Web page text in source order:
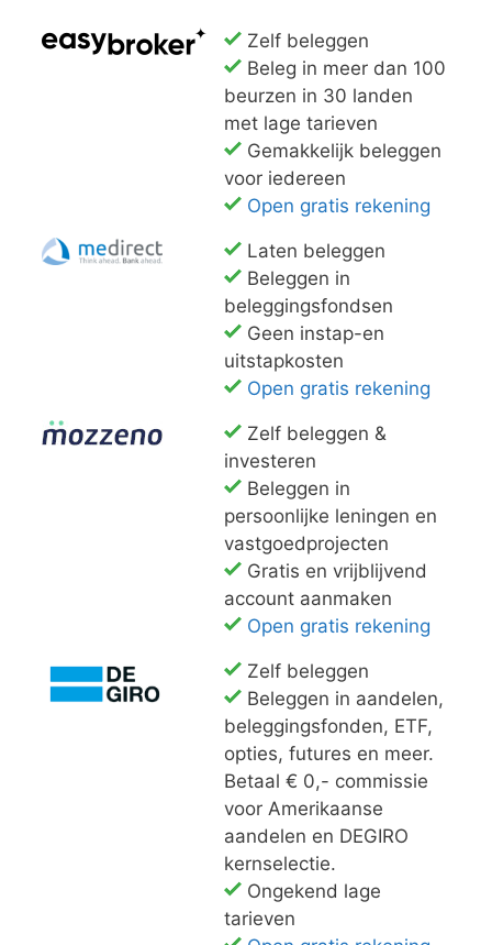
Zelf beleggen
Beleg in meer dan 100
beurzen in 30 landen
met lage tarieven
Gemakkelijk beleggen
voor iedereen
Open gratis rekening
Laten beleggen
Beleggen in
beleggingsfondsen
Geen instap-en
uitstapkosten
Open gratis rekening
Zelf beleggen &
investeren
Beleggen in
persoonlijke leningen en
vastgoedprojecten
Gratis en vrijblijvend
account aanmaken
Open gratis rekening
Zelf beleggen
Beleggen in aandelen,
beleggingsfonden, ETF,
opties, futures en meer.
Betaal € 0,- commissie
voor Amerikaanse
aandelen en DEGIRO
kernselectie.
Ongekend lage
tarieven